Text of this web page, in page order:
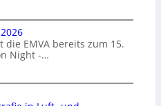
EMVA bereits zum 15.
Night -…